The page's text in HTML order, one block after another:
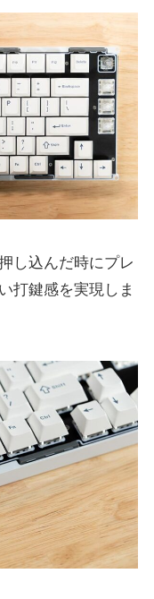
し込んだ時にプレ
打鍵感を実現しま